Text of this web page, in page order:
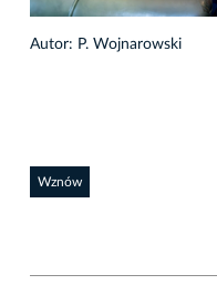
Autor: P. Wojnarowski
Wznów